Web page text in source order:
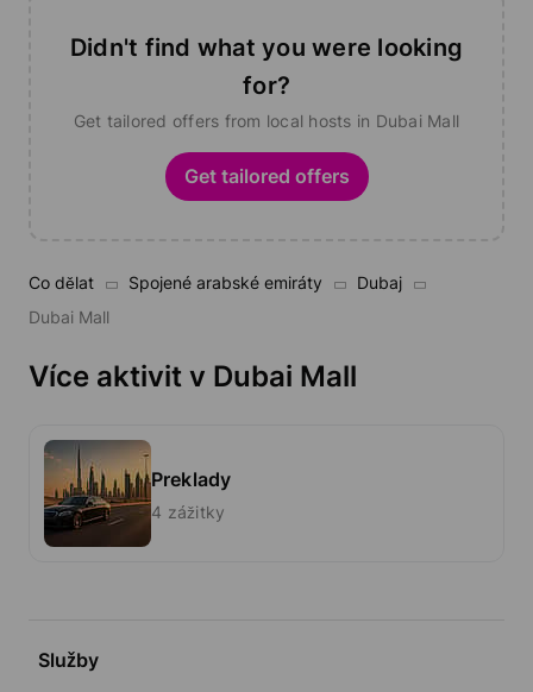
Didn't find what you were looking
for?
Get tailored offers from local hosts in Dubai Mall
Get tailored offers
Co dělat Spojené arabské emiráty
Dubaj
Dubai Mall
Více aktivit v Dubai Mall
Preklady
4 zážitky
Služby